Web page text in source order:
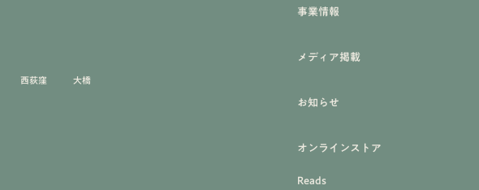
西荻窪 大橋
事業情報
メディア掲載
お知らせ
オンラインストア
Reads